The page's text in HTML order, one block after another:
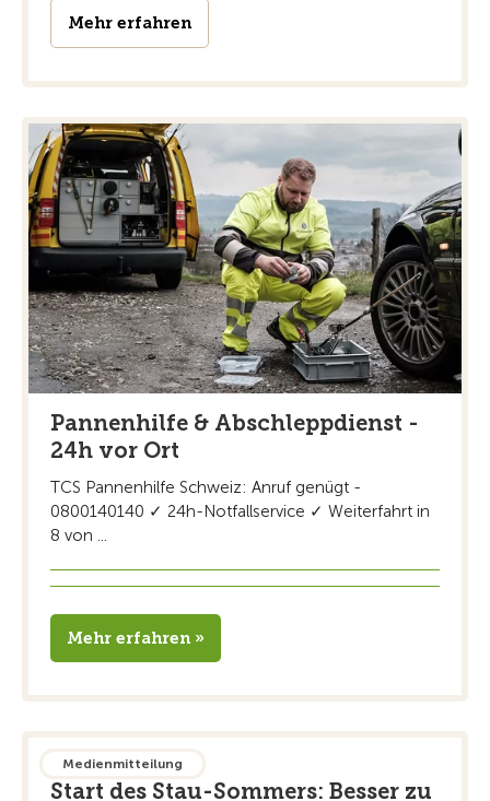
Mehr erfahren
Pannenhilfe & Abschleppdienst -
24h vor Ort
TCS Pannenhilfe Schweiz: Anruf genügt -
0800140140 ✓ 24h-Notfallservice ✓ Weiterfahrt in
8 von ...
Mehr erfahren »
Medienmitteilung
23.06.2026
Start des Stau-Sommers: Besser zu